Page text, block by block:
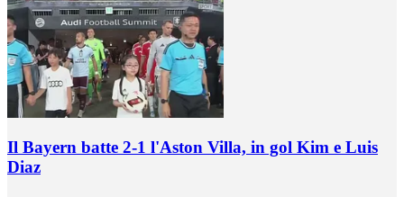
Il Bayern batte 2-1 l'Aston Villa, in gol Kim e Luis
Diaz